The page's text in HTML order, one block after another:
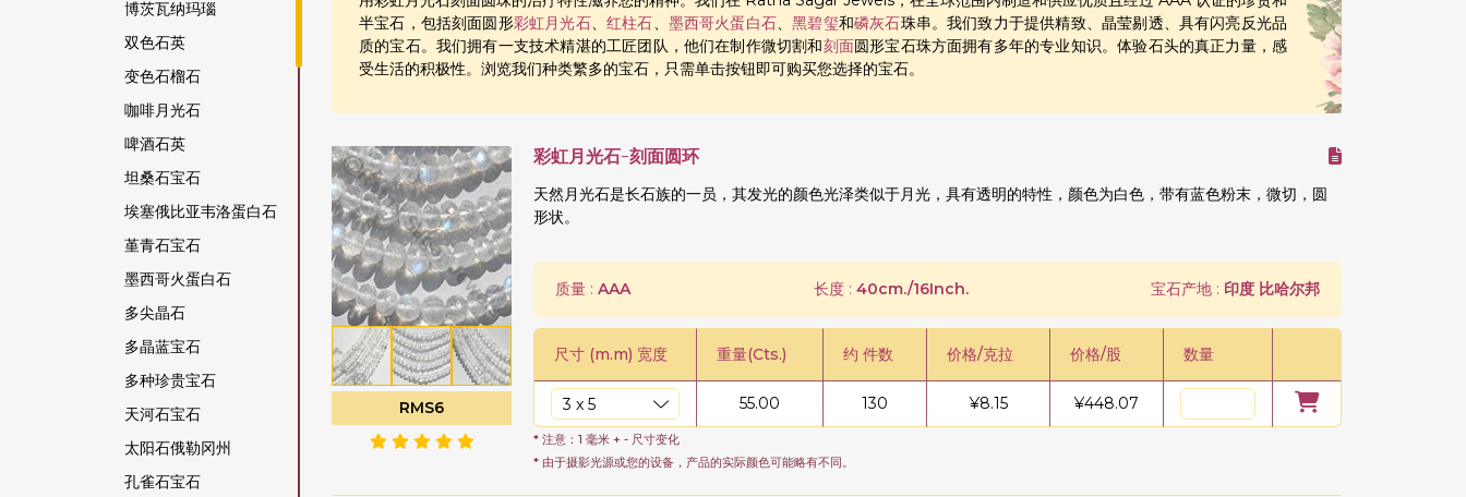
博茨瓦纳玛瑙
双色石英
变色石榴石
咖啡月光石
啤酒石英
坦桑石宝石
埃塞俄比亚韦洛蛋白石
堇青石宝石
墨西哥火蛋白石
多尖晶石
多晶蓝宝石
多种珍贵宝石
天河石宝石
太阳石俄勒冈州
孔雀石宝石
半宝石，包括刻面圆形彩虹月光石、 红柱石、 墨西哥火蛋白石、黑碧玺和磷灰石珠串。我们致力于提供精致、晶莹剔透、具有闪亮反光品
质的宝石。我们拥有一支技术精湛的工匠团队，他们在制作微切割和刻面圆形宝石珠方面拥有多年的专业知识。体验石头的真正力量，感
受生活的积极性。浏览我们种类繁多的宝石，只需单击按钮即可购买您选择的宝石。
RMS6
彩虹月光石-刻面圆环
天然月光石是长石族的一员，其发光的颜色光泽类似于月光，具有透明的特性，颜色为白色，带有蓝色粉末，微切，圆
形状。
质量 : AAA 长度 : 40cm./16Inch. 宝石产地 : 印度 比哈尔邦
尺寸 (m.m) 宽度 重量(Cts.) 约 件数 价格/克拉 价格/股 数量
55.00 130 ¥8.15 ¥448.07
* 注意：1 毫米 + - 尺寸变化
* 由于摄影光源或您的设备，产品的实际颜色可能略有不同。